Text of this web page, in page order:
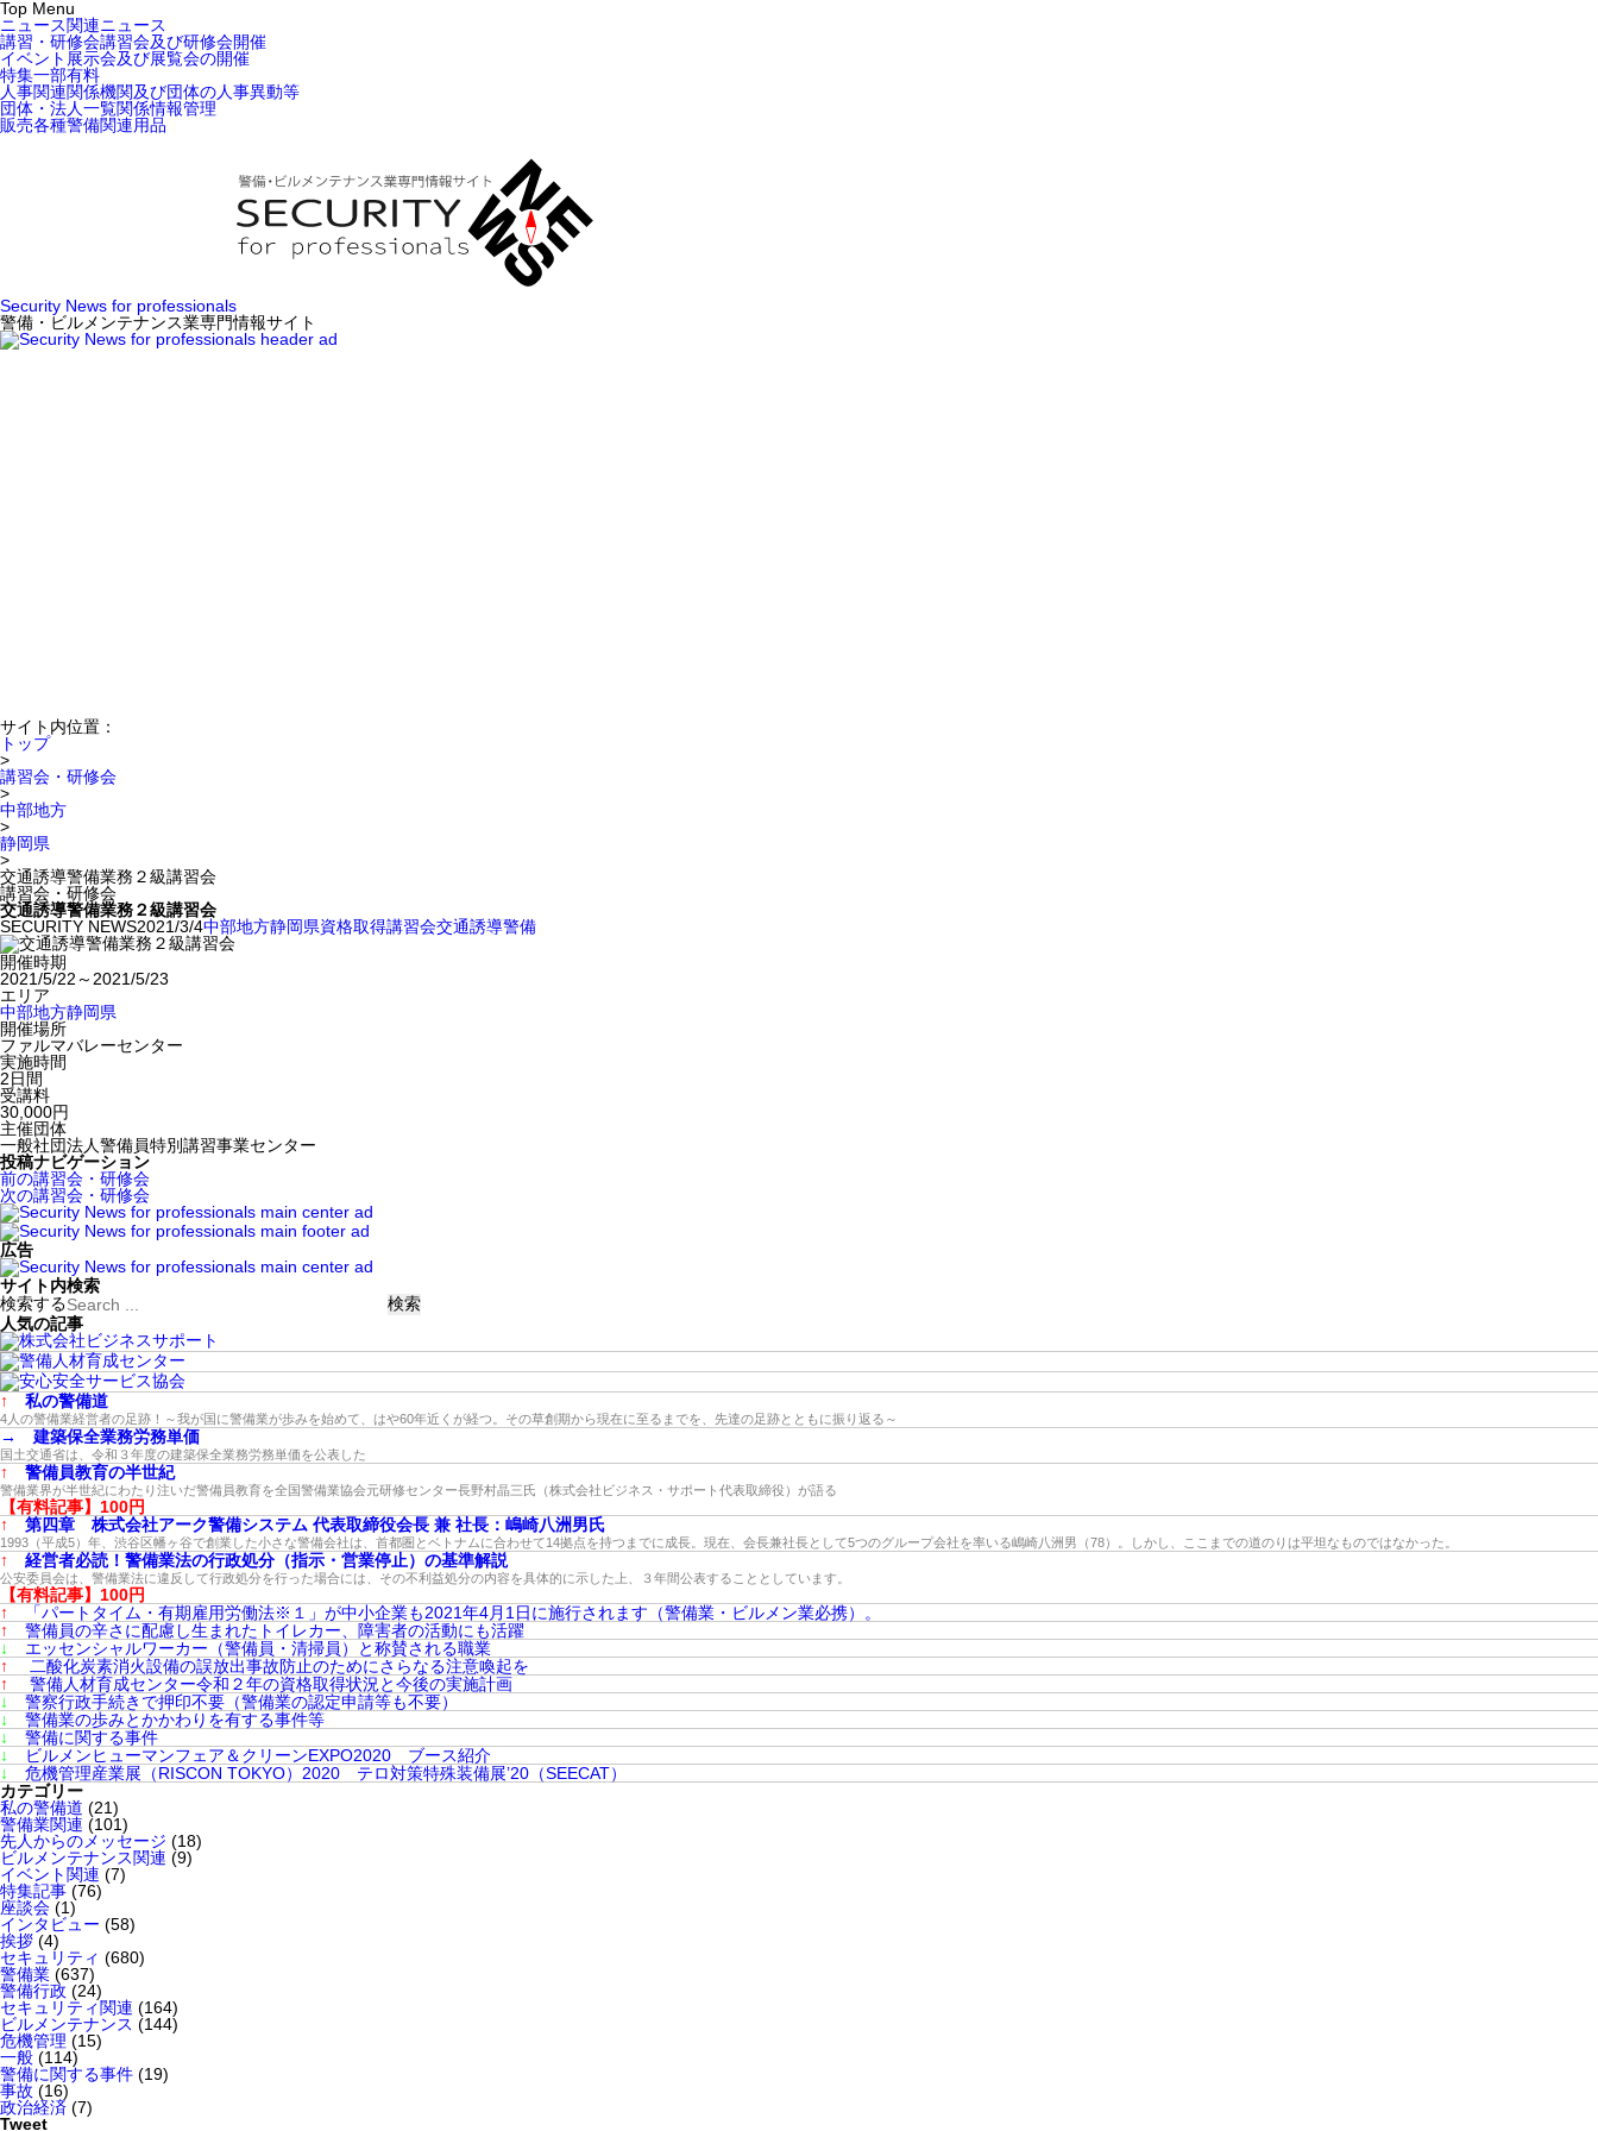
Top Menu
ニュース関連ニュース
講習・研修会講習会及び研修会開催
イベント 展示会及び展覧会の開催
特集一部有料
人事関連関係機関及び団体の人事異動等
団体・法人一覧関係情報管理
販売各種警備関連用品
Security News for professionals
警備・ビルメンテナンス業専門情報サイト
サイト内位置：
トップ
>
講習会・研修会
>
中部地方
>
静岡県
>
交通誘導警備業務２級講習会
講習会・研修会
交通誘導警備業務２級講習会
SECURITY NEWS2021/3/4中部地方静岡県資格取得講習会交通誘導警備
開催時期
2021/5/22～2021/5/23
エリア
中部地方静岡県
開催場所
ファルマバレーセンター
実施時間
2日間
受講料
30,000円
主催団体
一般社団法人警備員特別講習事業センター
投稿ナビゲーション
前の講習会・研修会
次の講習会・研修会
広告
サイト内検索
検索する
人気の記事
↑ 私の警備道
4人の警備業経営者の足跡！～我が国に警備業が歩みを始めて、はや60年近くが経つ。その草創期から現在に至るまでを、先達の足跡とともに振り返る～
→ 建築保全業務労務単価
国土交通省は、令和３年度の建築保全業務労務単価を公表した
↑ 警備員教育の半世紀
警備業界が半世紀にわたり注いだ警備員教育を全国警備業協会元研修センター長野村晶三氏（株式会社ビジネス・サポート代表取締役）が語る
【有料記事】100円
↑
第四章 株式会社アーク警備システム 代表取締役会長 兼 社長：嶋崎八洲男氏
1993（平成5）年、渋谷区幡ヶ谷で創業した小さな警備会社は、首都圏とベトナムに合わせて14拠点を持つまでに成長。現在、会長兼社長として5つのグループ会社を率いる嶋崎八洲男（78）。しかし、ここまでの道のりは平坦なものではなかった。
↑ 経営者必読！警備業法の行政処分（指示・営業停止）の基準解説
公安委員会は、警備業法に違反して行政処分を行った場合には、その不利益処分の内容を具体的に示した上、３年間公表することとしています。
【有料記事】100円
↑
「パートタイム・有期雇用労働法※１」が中小企業も2021年4月1日に施行されます（警備業・ビルメン業必携）。
↑
警備員の辛さに配慮し生まれたトイレカー、障害者の活動にも活躍
↓
エッセンシャルワーカー（警備員・清掃員）と称賛される職業
↑
二酸化炭素消火設備の誤放出事故防止のためにさらなる注意喚起を
↑
警備人材育成センター令和２年の資格取得状況と今後の実施計画
↓
警察行政手続きで押印不要（警備業の認定申請等も不要）
↓
警備業の歩みとかかわりを有する事件等
↓
警備に関する事件
↓
ビルメンヒューマンフェア＆クリーンEXPO2020 ブース紹介
↓
危機管理産業展（RISCON TOKYO）2020 テロ対策特殊装備展’20（SEECAT）
カテゴリー
私の警備道 (21)
警備業関連 (101)
先人からのメッセージ (18)
ビルメンテナンス関連 (9)
イベント関連 (7)
特集記事 (76)
座談会 (1)
インタビュー (58)
挨拶 (4)
セキュリティ (680)
警備業 (637)
警備行政 (24)
セキュリティ関連 (164)
ビルメンテナンス (144)
危機管理 (15)
一般 (114)
警備に関する事件 (19)
事故 (16)
政治経済 (7)
Tweet